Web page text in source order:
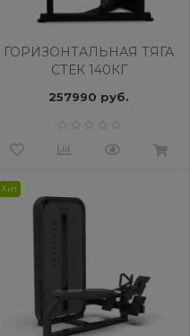
ГОРИЗОНТАЛЬНАЯ ТЯГА
СТЕК 140КГ
BRONZE GYM PARTNER
257990 руб.
Хит